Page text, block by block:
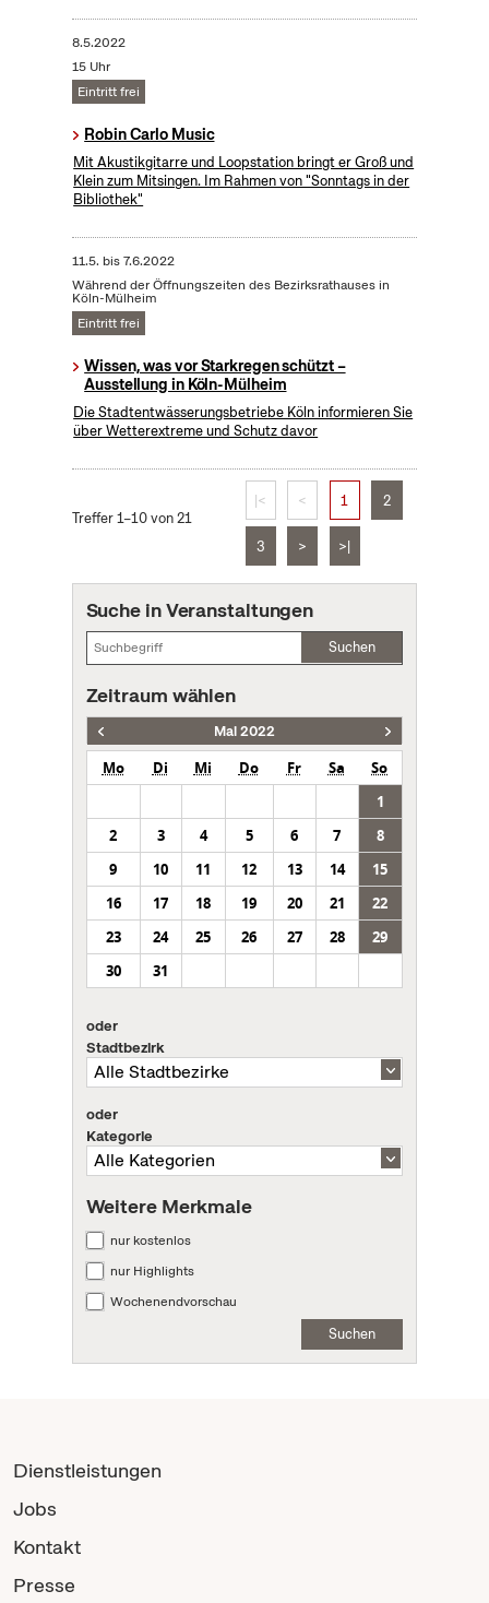
8.5.2022
15 Uhr
Eintritt frei
Robin Carlo Music
Mit Akustikgitarre und Loopstation bringt er Groß und
Klein zum Mitsingen. Im Rahmen von "Sonntags in der
Bibliothek"
11.5. bis7.6.2022
Während der Öffnungszeiten des Bezirksrathauses in
Köln-Mülheim
Eintritt frei
Wissen, was vor Starkregen schützt –
Ausstellung in Köln-Mülheim
Die Stadtentwässerungsbetriebe Köln informieren Sie
über Wetterextreme und Schutz davor
Treffer 1–10 von 21
|< < 1 2
3 > >|
Suche in Veranstaltungen
Suchen
Zeitraum wählen
Mai 2022
Mo Di Mi Do Fr Sa
So
1
2
3 4 5 6 7
8
9
10 11 12 13 14
15
16
17 18 19 20 21
22
23
24 25 26 27 28
29
30
31
oder
Stadtbezirk
oder
Kategorie
Weitere Merkmale
nur kostenlos
nur Highlights
Wochenendvorschau
Suchen
Dienstleistungen
Jobs
Kontakt
Presse